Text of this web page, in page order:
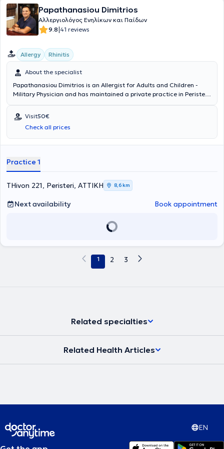
Papathanasiou Dimitrios
Αλλεργιολόγος Ενηλίκων και Παίδων
9.8|41 reviews
Allergy Rhinitis
About the specialist
Papathanasiou Dimitrios is an Allergist for Adults and Children -
Military Physician and has maintained a private practice in Peristeri
Member of the European Academy of Allergy, Asthma & Clinical
Immunology. Since 2011, he has been a Consultant at the 251st
General Air Force Hospital. In his private practice, he provides a wide
range of services, tailored to the individual needs of each patient.
Visit50€
Check all prices
Practice 1
THivon 221, Peristeri, ΑΤΤΙΚΗ 8,6 km
Next availability Book appointment
1 2 3
Related specialties
Related Health Articles
EN